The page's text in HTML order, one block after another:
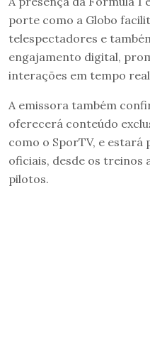
porte como a Globo
telespectadores e
engajamento digital,
interações em tempo
A emissora também
oferecerá conteúdo
como o SporTV, e estará
oficiais, desde os treinos
pilotos.